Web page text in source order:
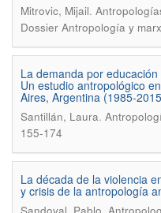
Mitrovic, Mijail.
Dossier Antropología y
La demanda por
Un estudio antropológico
Aires, Argentina (1985-
Santillán, Laura.
155-174
La década de la violencia
y crisis de la antropología
.